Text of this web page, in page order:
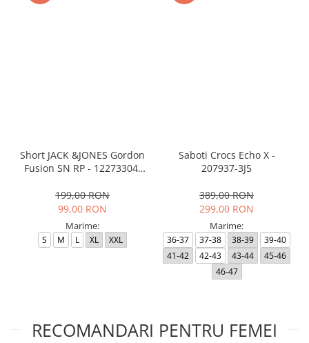
Short JACK &JONES Gordon
Fusion SN RP - 12273304-
199,00 RON
99,00 RON
Marime:
S M L XL XXL
Saboti Crocs Echo X -
207937-3J5
389,00 RON
299,00 RON
Marime:
36-37 37-38 38-39
39-40
41-42
42-43 43-44
45-46
46-47
RECOMANDARI PENTRU FEMEI